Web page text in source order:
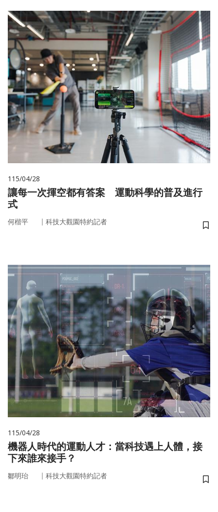
115/04/28
讓每一次揮空都有答案 運動科學的普及進行
式
何楷平 ｜ 科技大觀園特約記者
儲
115/04/28
機器人時代的運動人才：當科技遇上人體，接
下來誰來接手？
鄒明珆 ｜ 科技大觀園特約記者
儲